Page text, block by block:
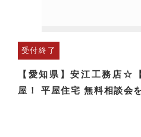
受付終了
【愛知県】安江工務店☆
屋！ 平屋住宅 無料相談会